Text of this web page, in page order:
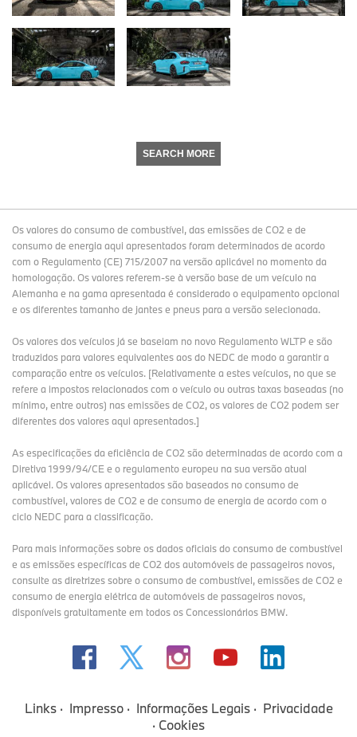
SEARCH MORE
Os valores do consumo de combustível, das emissões de CO2 e de
consumo de energia aqui apresentados foram determinados de acordo
com o Regulamento (CE) 715/2007 na versão aplicável no momento da
homologação. Os valores referem-se à versão base de um veículo na
Alemanha e na gama apresentada é considerado o equipamento opcional
e os diferentes tamanho de jantes e pneus para a versão selecionada.
Os valores dos veículos já se baseiam no novo Regulamento WLTP e são
traduzidos para valores equivalentes aos do NEDC de modo a garantir a
comparação entre os veículos. [Relativamente a estes veículos, no que se
refere a impostos relacionados com o veículo ou outras taxas baseadas (no
mínimo, entre outros) nas emissões de CO2, os valores de CO2 podem ser
diferentes dos valores aqui apresentados.]
As especificações da eficiência de CO2 são determinadas de acordo com a
Diretiva 1999/94/CE e o regulamento europeu na sua versão atual
aplicável. Os valores apresentados são baseados no consumo de
combustível, valores de CO2 e de consumo de energia de acordo com o
ciclo NEDC para a classificação.
Para mais informações sobre os dados oficiais do consumo de combustível
e as emissões específicas de CO2 dos automóveis de passageiros novos,
consulte as diretrizes sobre o consumo de combustível, emissões de CO2 e
consumo de energia elétrica de automóveis de passageiros novos,
disponíveis gratuitamente em todos os Concessionários BMW.
Links Impresso Informações Legais
Privacidade
Cookies